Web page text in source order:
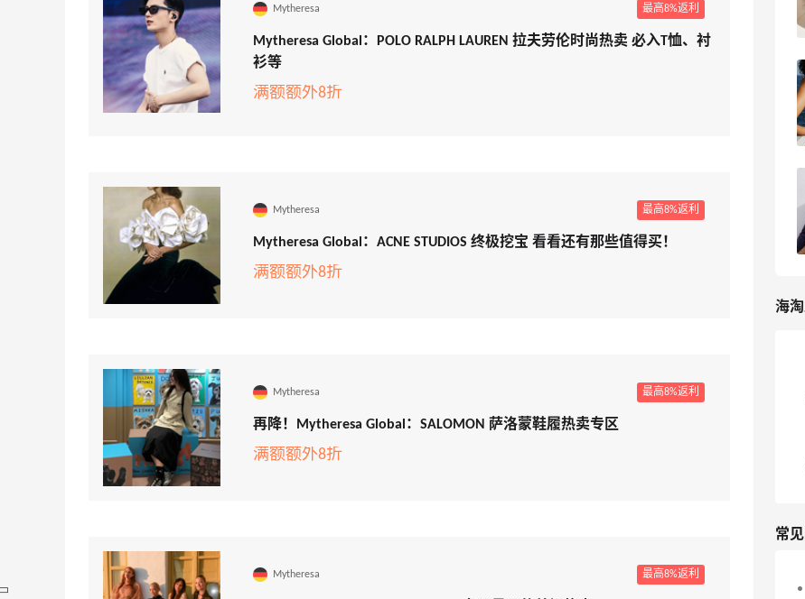
Mytheresa 最高8%返利
Mytheresa Global：POLO RALPH LAUREN 拉夫劳伦时尚热卖 必入T恤、衬
衫等
满额额外8折
Mytheresa 最高8%返利
Mytheresa Global：ACNE STUDIOS 终极挖宝 看看还有那些值得买！
满额额外8折
Mytheresa 最高8%返利
再降！Mytheresa Global：SALOMON 萨洛蒙鞋履热卖专区
满额额外8折
Mytheresa 最高8%返利
Mytheresa官网海淘攻略
浪里一条鱼
海
常